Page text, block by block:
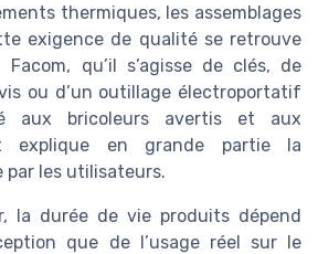
thermiques, les assemblages
exigence de qualité se retrouve
qu’il s’agisse de clés, de
ou d’un outillage électroportatif
aux bricoleurs avertis et aux
explique en grande partie la
par les utilisateurs.
la durée de vie produits dépend
que de l’usage réel sur le